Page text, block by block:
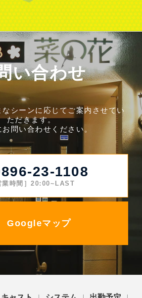
い合わせ
なシーンに応じてご案内させてい
ただきます。
問い合わせください。
23-1108
業時間］20:00~LAST
Googleマップ